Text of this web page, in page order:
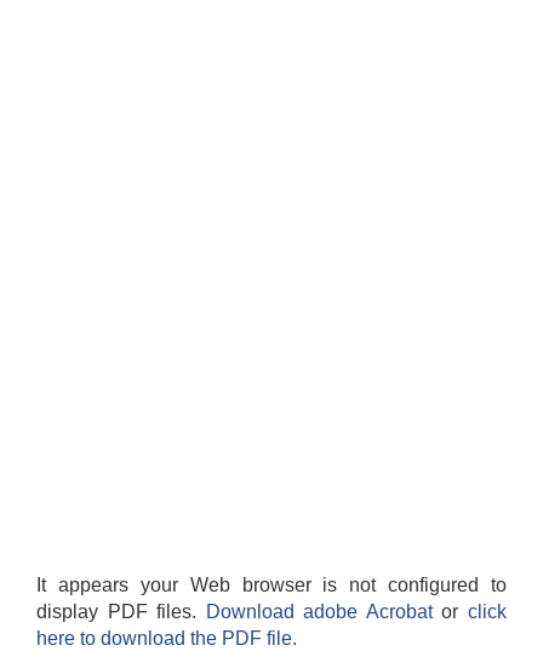
It appears your Web browser is not configured to
display PDF files.
Download adobe Acrobatorclick
here to download the PDF file.